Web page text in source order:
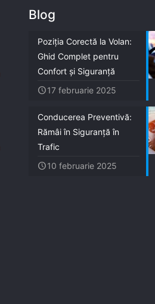
Blog
Poziția Corectă la Volan:
Ghid Complet pentru
Confort și Siguranță
17 februarie 2025
Conducerea Preventivă:
Rămâi în Siguranță în
Trafic
10 februarie 2025